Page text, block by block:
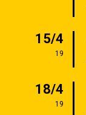
15/4
19
18/4
19